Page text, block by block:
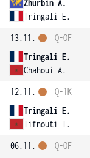
Zhurbin A.
Tringali E.
13.11.
Tringali E.
Chahoui A.
Q-OF
12.11.
Tringali E.
Tifnouti T.
Q-1K
06.11.
Q-OF